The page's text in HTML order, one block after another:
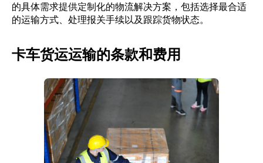
的具体需求提供定制化的物流解决方案，包括选择最合适
的运输方式、处理报关手续以及跟踪货物状态。
卡车货运运输的条款和费用